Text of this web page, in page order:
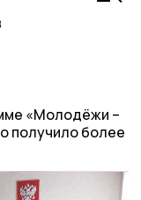
«Молодёжи –
получило более